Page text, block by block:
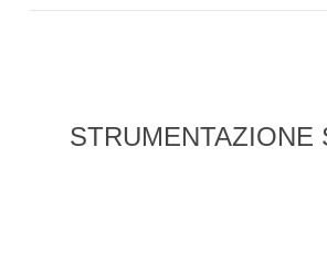
STRUMENTAZIONE